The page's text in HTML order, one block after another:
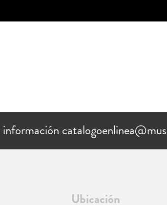
Ubicación